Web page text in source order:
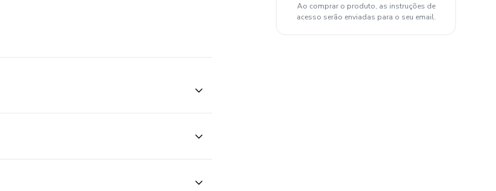
Ao comprar o produto, as instruções de
acesso serão enviadas para o seu email.